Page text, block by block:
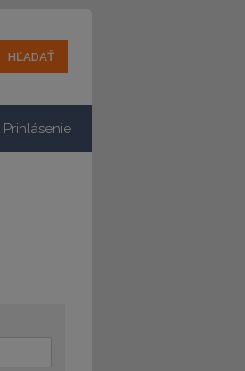
Prihlásenie